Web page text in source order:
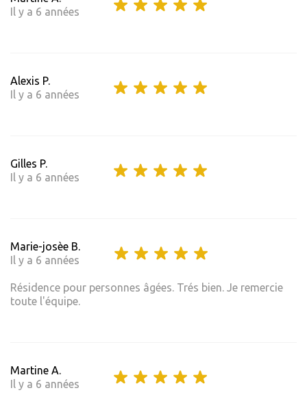
Il y a 6 années
Alexis P.
Il y a 6 années
Gilles P.
Il y a 6 années
Marie-josèe B.
Il y a 6 années
Résidence pour personnes âgées. Trés bien. Je remercie
toute l'équipe.
Martine A.
Il y a 6 années